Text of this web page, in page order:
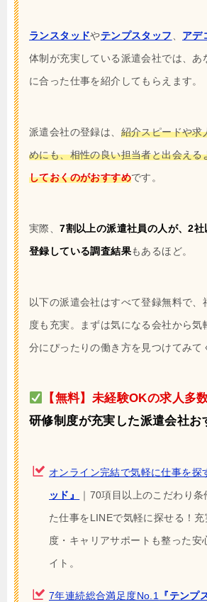
ランスタッドやテンプスタッフ アデ
体制が充実している派遣会社では、あ
に合った仕事を紹介してもらえます。
派遣会社の登録は、 紹介スピードや求
めにも、相性の良い担当者と出会える
しておくのがおすすめです。
実際、7割以上の派遣社員の人が、2
登録している調査結果もあるほど。
以下の派遣会社はすべて登録無料で、
度も充実。まずは気になる会社から気
分にぴったりの働き方を見つけてみて
【無料】未経験OKの求人多
研修制度が充実した派遣会社お
オンライン完結で気軽に仕事を探
ッド』
｜70項目以上のこだわり
た仕事をLINEで気軽に探せる！充
度・キャリアサポートも整った安
イト。
7年連続総合満足度No.1 『テンプ